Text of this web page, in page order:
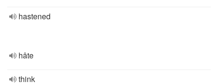
hastened
hâte
think